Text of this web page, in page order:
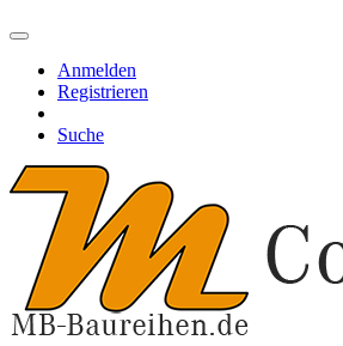
Anmelden
Registrieren
Suche